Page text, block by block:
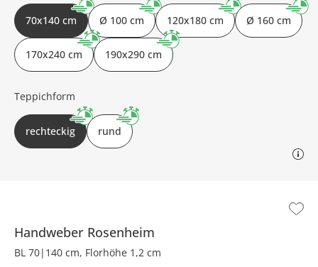
Handweber Rosenheim
BL 70|140 cm, Florhöhe 1,2 cm
70x140 cm Ø 100 cm 120x180 cm Ø 160 cm
170x240 cm 190x290 cm
Teppichform
rechteckig rund